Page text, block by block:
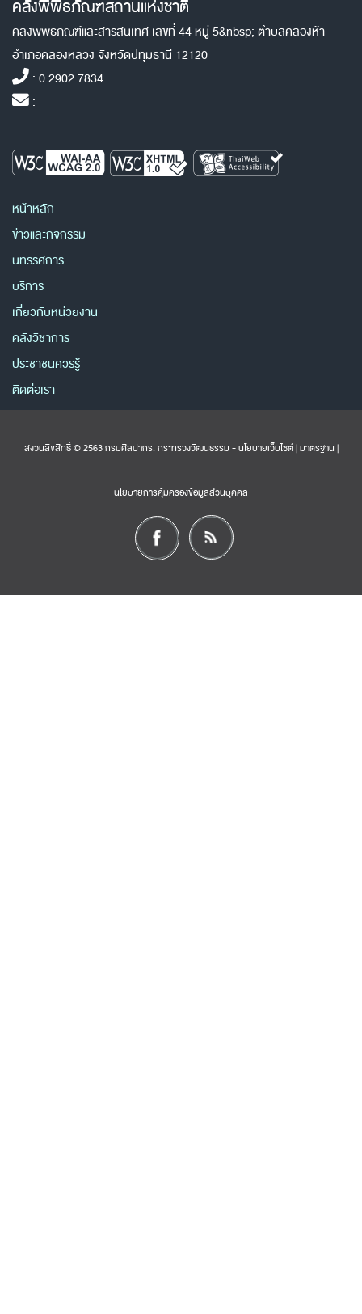
คลังพิพิธภัณฑสถานแห่งชาติ
คลังพิพิธภัณฑ์และสารสนเทศ เลขที่ 44 หมู่ 5&nbsp; ตำบลคลองห้า
อำเภอคลองหลวง จังหวัดปทุมธานี 12120
: 0 2902 7834
:
หน้าหลัก
ข่าวและกิจกรรม
นิทรรศการ
บริการ
เกี่ยวกับหน่วยงาน
คลังวิชาการ
ประชาชนควรรู้
ติดต่อเรา
สงวนลิขสิทธิ์ © 2563 กรมศิลปากร. กระทรวงวัฒนธรรม -นโยบายเว็บไซต์|มาตรฐาน |
นโยบายการคุ้มครองข้อมูลส่วนบุคคล